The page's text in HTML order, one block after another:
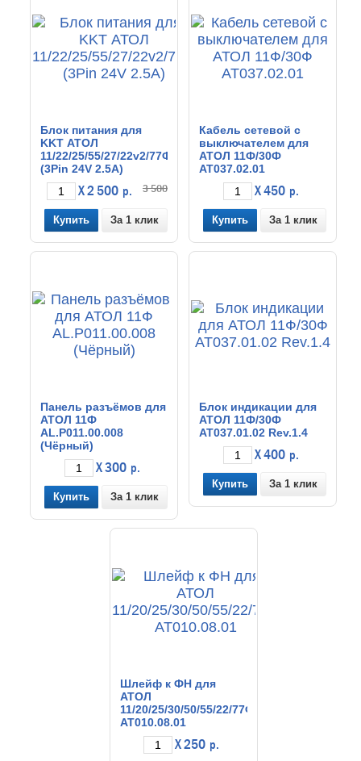
Блок питания для
KKT АТОЛ
11/22/25/55/27/22v2/77Ф
(3Pin 24V 2.5A)
3 500
X 2 500 р.
За 1 клик
Кабель сетевой с
выключателем для
АТОЛ 11Ф/30Ф
AT037.02.01
X 450 р.
За 1 клик
Панель разъёмов для
АТОЛ 11Ф
AL.P011.00.008
(Чёрный)
X 300 р.
За 1 клик
Блок индикации для
АТОЛ 11Ф/30Ф
АТ037.01.02 Rev.1.4
X 400 р.
За 1 клик
Шлейф к ФН для
АТОЛ
11/20/25/30/50/55/22/77Ф
АТ010.08.01
X 250 р.